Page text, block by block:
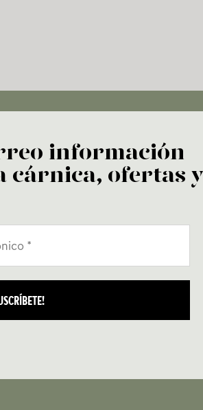
información
cárnica, ofertas y